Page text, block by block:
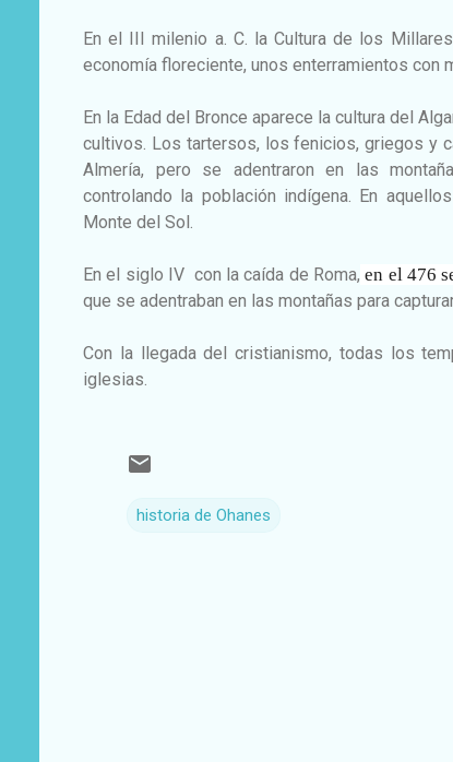
En el III milenio a. C. la Cultura de los
economía floreciente, unos enterramientos con
En la Edad del Bronce aparece la cultura del
cultivos. Los tartersos, los fenicios, griegos y
Almería, pero se adentraron en las
controlando la población indígena. En
Monte del Sol.
En el siglo IV con la caída de Roma, en el 476
que se adentraban en las montañas para
Con la llegada del cristianismo, todas los
iglesias.
historia de Ohanes